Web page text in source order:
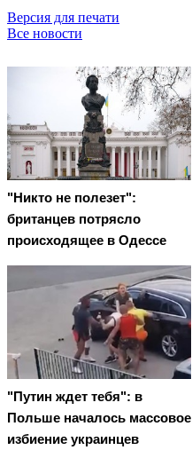
Версия для печати
Все новости
"Никто не полезет":
британцев потрясло
происходящее в Одессе
"Путин ждет тебя": в
Польше началось массовое
избиение украинцев